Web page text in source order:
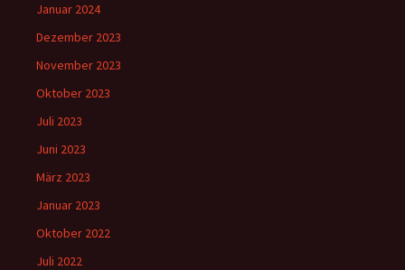
Januar 2024
Dezember 2023
November 2023
Oktober 2023
Juli 2023
Juni 2023
März 2023
Januar 2023
Oktober 2022
Juli 2022